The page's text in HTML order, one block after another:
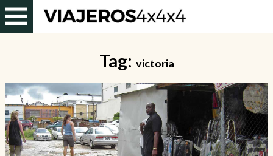
Tag: victoria